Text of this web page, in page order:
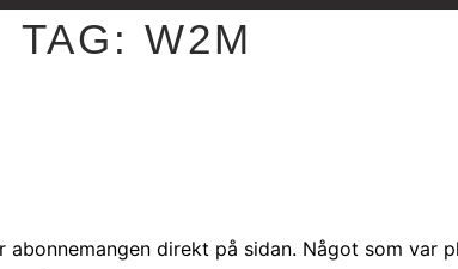
TAG: W2M
direkt på sidan. Något som